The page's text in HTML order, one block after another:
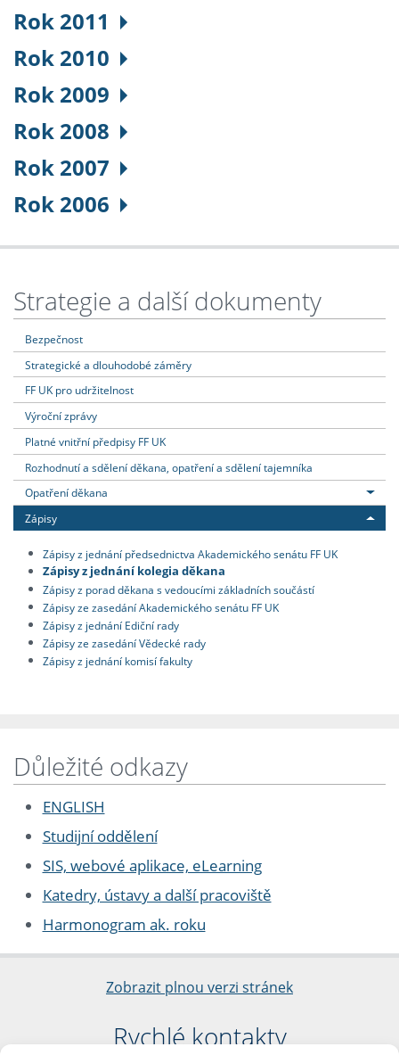
Rok 2011
Rok 2010
Rok 2009
Rok 2008
Rok 2007
Rok 2006
Strategie a další dokumenty
Bezpečnost
Strategické a dlouhodobé záměry
FF UK pro udržitelnost
Výroční zprávy
Platné vnitřní předpisy FF UK
Rozhodnutí a sdělení děkana, opatření a sdělení tajemníka
Opatření děkana
Zápisy
Zápisy z jednání předsednictva Akademického senátu FF UK
Zápisy z jednání kolegia děkana
Zápisy z porad děkana s vedoucími základních součástí
Zápisy ze zasedání Akademického senátu FF UK
Zápisy z jednání Ediční rady
Zápisy ze zasedání Vědecké rady
Zápisy z jednání komisí fakulty
Důležité odkazy
ENGLISH
Studijní oddělení
SIS, webové aplikace, eLearning
Katedry, ústavy a další pracoviště
Harmonogram ak. roku
Zobrazit plnou verzi stránek
Rychlé kontakty